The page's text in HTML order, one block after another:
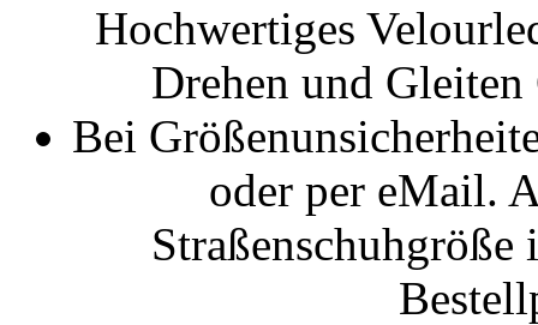
Hochwertiges
Drehen und
Bei
oder per eMail.